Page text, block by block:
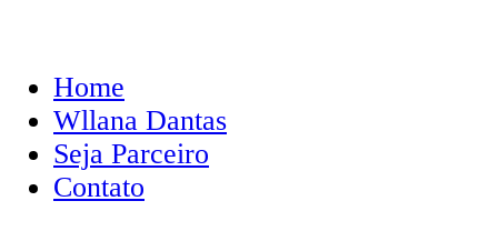
Home
Wllana Dantas
Seja Parceiro
Contato